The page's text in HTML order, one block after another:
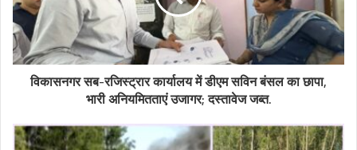
विकासनगर सब-रजिस्ट्रार कार्यालय में डीएम सविन बंसल का छापा,
भारी अनियमितताएं उजागर; दस्तावेज जब्त.